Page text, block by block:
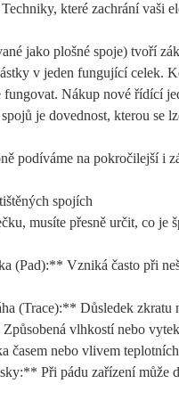
které zachrání vaši
jako plošné spoje) tvoří
v jeden fungující celek.
fungovat. Nákup nové řídící
je dovednost, kterou
podíváme na pokročilejší i
spojích
musíte přesně určit, co je
(Pad):** Vzniká často při
(Trace):** Důsledek zkratu
vlhkostí nebo
nebo vlivem
Při pádu zařízení může